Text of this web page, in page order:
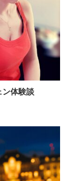
ン体験談